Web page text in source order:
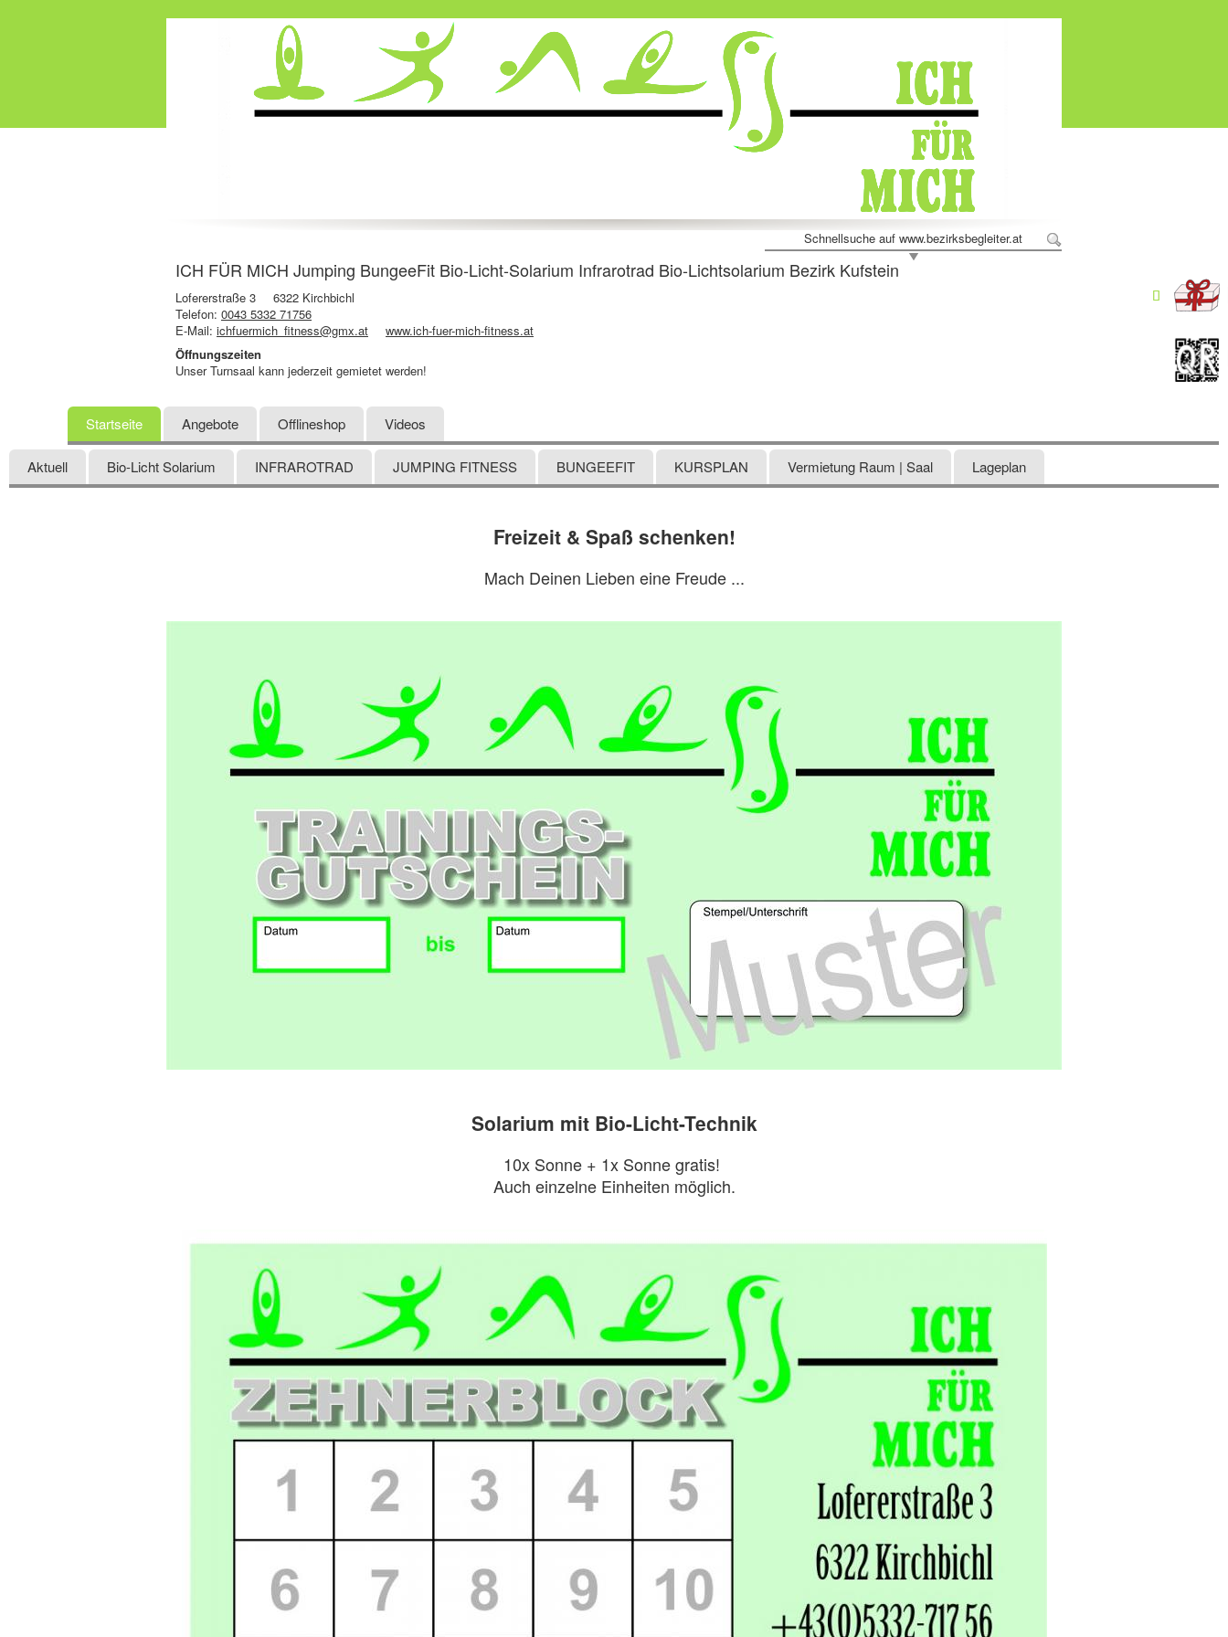
Schnellsuche auf www.bezirksbegleiter.at
ICH FÜR MICH Jumping BungeeFit Bio-Licht-Solarium Infrarotrad Bio-Lichtsolarium Bezirk Kufstein
Lofererstraße 3
6322 Kirchbichl
Telefon: 0043 5332 71756
E-Mail: ichfuermich_fitness@gmx.at
www.ich-fuer-mich-fitness.at
Öffnungszeiten
Unser Turnsaal kann jederzeit gemietet werden!
Startseite Angebote Offlineshop Videos
Aktuell Bio-Licht Solarium INFRAROTRAD JUMPING FITNESS BUNGEEFIT KURSPLAN Vermietung Raum | Saal Lageplan
Freizeit & Spaß schenken!
Mach Deinen Lieben eine Freude ...
Solarium mit Bio-Licht-Technik
10x Sonne + 1x Sonne gratis!
Auch einzelne Einheiten möglich.